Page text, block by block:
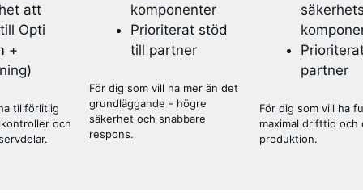
att
Opti
+
tillförlitlig
och
komponenter
Prioriterat stöd
till partner
För dig som vill ha mer än det
grundläggande - högre
säkerhet och snabbare
respons.
partner
För dig som vill ha
maximal drifttid och
produktion.